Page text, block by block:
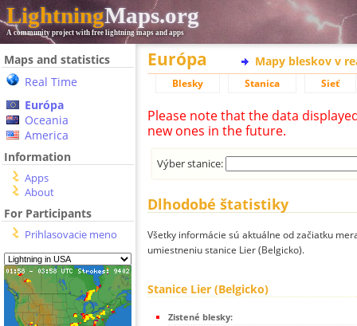
LightningMaps.org
A community project with free lightning maps and apps
Maps and statistics
Real Time
Európa
Oceania
America
Information
Apps
About
For Participants
Prihlasovacie meno
Európa Mapy bleskov v
Blesky Stanica Sieť
Please note that the data
new ones in the future.
Výber stanice:
Dlhodobé štatistiky
Všetky informácie sú aktuálne od začiatku
umiestneniu stanice Lier (Belgicko).
Stanice Lier (Belgicko)
Zistené blesky: